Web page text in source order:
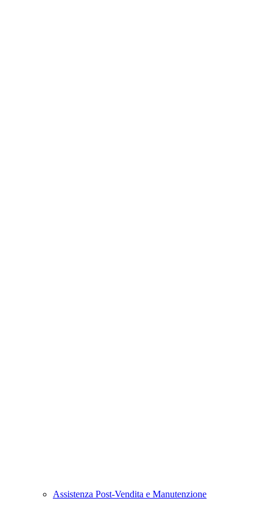
Assistenza Post-Vendita e Manutenzione